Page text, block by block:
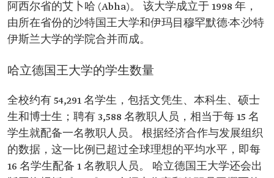
阿西尔省的艾卜哈 (Abha)。 该大学成立于 1998 年，
由所在省份的沙特国王大学和伊玛目穆罕默德·本·沙特
伊斯兰大学的学院合并而成。
哈立德国王大学的学生数量
全校约有 54,291 名学生，包括文凭生、本科生、硕士
生和博士生；聘有 3,588 名教职人员，相当于每 15 名
学生就配备一名教职人员。 根据经济合作与发展组织
的数据，这一比例已超过全球理想的平均水平，即每
16 名学生配备 1 名教职人员。 哈立德国王大学还会出